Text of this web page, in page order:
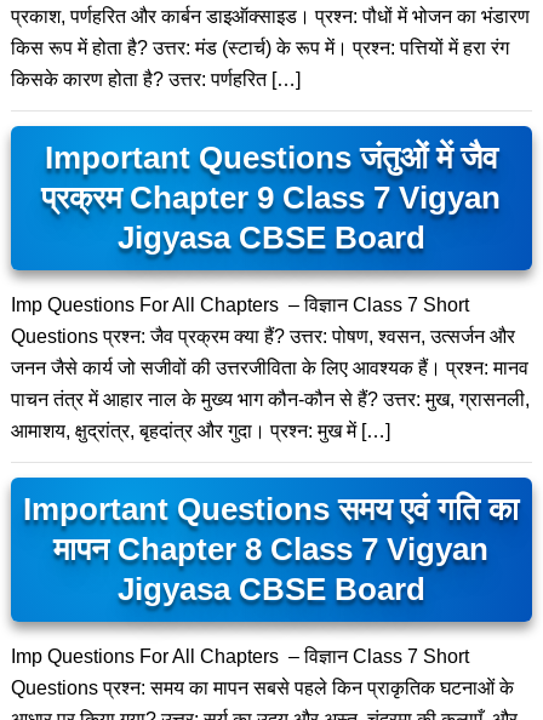
प्रकाश, पर्णहरित और कार्बन डाइऑक्साइड। प्रश्न: पौधों में भोजन का भंडारण
किस रूप में होता है? उत्तर: मंड (स्टार्च) के रूप में। प्रश्न: पत्तियों में हरा रंग
किसके कारण होता है? उत्तर: पर्णहरित […]
Important Questions जंतुओं में जैव
प्रक्रम Chapter 9 Class 7 Vigyan
Jigyasa CBSE Board
Imp Questions For All Chapters – विज्ञान Class 7 Short
Questions प्रश्न: जैव प्रक्रम क्या हैं? उत्तर: पोषण, श्वसन, उत्सर्जन और
जनन जैसे कार्य जो सजीवों की उत्तरजीविता के लिए आवश्यक हैं। प्रश्न: मानव
पाचन तंत्र में आहार नाल के मुख्य भाग कौन-कौन से हैं? उत्तर: मुख, ग्रासनली,
आमाशय, क्षुद्रांत्र, बृहदांत्र और गुदा। प्रश्न: मुख में […]
Important Questions समय एवं गति का
मापन Chapter 8 Class 7 Vigyan
Jigyasa CBSE Board
Imp Questions For All Chapters – विज्ञान Class 7 Short
Questions प्रश्न: समय का मापन सबसे पहले किन प्राकृतिक घटनाओं के